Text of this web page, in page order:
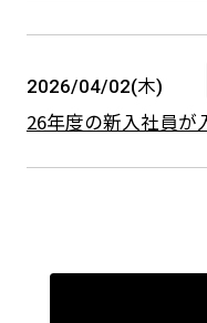
2026/04/02(木)
26年度の新入社員が